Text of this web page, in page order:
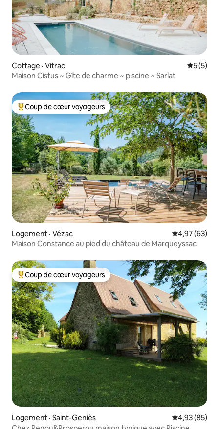
Cottage · Vitrac Note
5 (5)
Maison Cistus ~ Gîte de charme ~ piscine ~ Sarlat
Coup de cœur voyageurs parmi les plus aimés
Coup de cœur voyageurs
Logement · Vézac Note
4,97 (63)
Maison Constance au pied du château de Marqueyssac
Coup de cœur voyageurs parmi les plus aimés
Coup de cœur voyageurs
Logement · Saint-Geniès Note
4,93 (85)